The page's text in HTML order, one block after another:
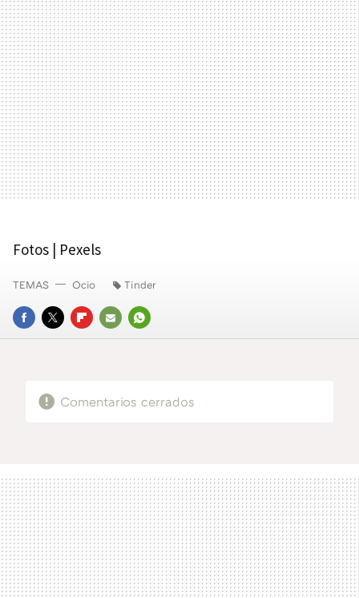
Fotos | Pexels
FACEBOOK
TWITTERFLIPBOARD
E-
WHATSAPP
TEMAS Ocio Tinder
Comentarios cerrados